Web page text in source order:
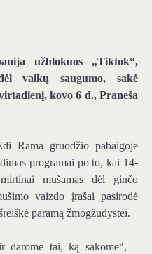
užblokuos „Tiktok“,
vaikų saugumo, sakė
kovo 6 d., Praneša
Rama gruodžio pabaigoje
programai po to, kai 14-
mušamas dėl ginčo
vaizdo įrašai pasirodė
paramą žmogžudystei.
darome tai, ką sakome“, –